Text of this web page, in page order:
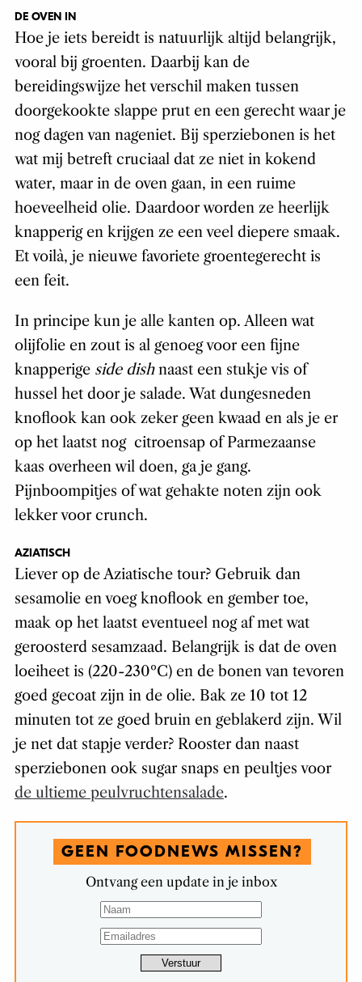
DE OVEN IN
Hoe je iets bereidt is natuurlijk altijd belangrijk,
vooral bij groenten. Daarbij kan de
bereidingswijze het verschil maken tussen
doorgekookte slappe prut en een gerecht waar je
nog dagen van nageniet. Bij sperziebonen is het
wat mij betreft cruciaal dat ze niet in kokend
water, maar in de oven gaan, in een ruime
hoeveelheid olie. Daardoor worden ze heerlijk
knapperig en krijgen ze een veel diepere smaak.
Et voilà, je nieuwe favoriete groentegerecht is
een feit.
In principe kun je alle kanten op. Alleen wat
olijfolie en zout is al genoeg voor een fijne
knapperige side dishnaast een stukje vis of
hussel het door je salade. Wat dungesneden
knoflook kan ook zeker geen kwaad en als je er
op het laatst nog citroensap of Parmezaanse
kaas overheen wil doen, ga je gang.
Pijnboompitjes of wat gehakte noten zijn ook
lekker voor crunch.
AZIATISCH
Liever op de Aziatische tour? Gebruik dan
sesamolie en voeg knoflook en gember toe,
maak op het laatst eventueel nog af met wat
geroosterd sesamzaad. Belangrijk is dat de oven
loeiheet is (220-230ºC) en de bonen van tevoren
goed gecoat zijn in de olie. Bak ze 10 tot 12
minuten tot ze goed bruin en geblakerd zijn. Wil
je net dat stapje verder? Rooster dan naast
sperziebonen ook sugar snaps en peultjes voor
de ultieme peulvruchtensalade.
GEEN FOODNEWS MISSEN?
Ontvang een update in je inbox